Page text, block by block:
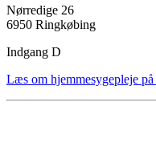
Nørredige 26
6950 Ringkøbing
Indgang D
Læs om hjemmesygepleje